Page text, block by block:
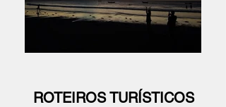
ROTEIROS TURÍSTICOS